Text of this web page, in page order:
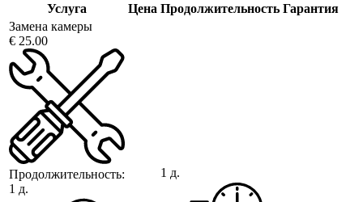
Услуга Цена Продолжительность Гарантия
Замена камеры
€ 25.00
Продолжительность:
1 д.
1 д.